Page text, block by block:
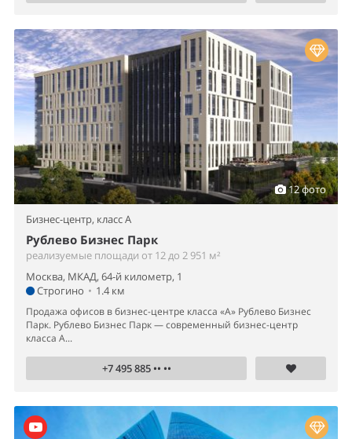
12 фото
Бизнес-центр, класс A
Рублево Бизнес Парк
реализуемые площади от 12 до 2 951 м²
Москва, МКАД, 64-й километр, 1
Строгино • 1.4 км
Продажа офисов в бизнес-центре класса «А» Рублево Бизнес
Парк. Рублево Бизнес Парк — современный бизнес-центр
класса А...
+7 495 885 •• ••